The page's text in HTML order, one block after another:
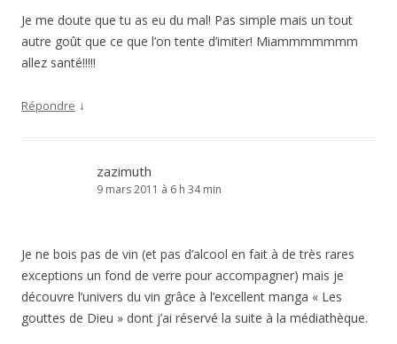
Je me doute que tu as eu du mal! Pas simple mais un tout
autre goût que ce que l’on tente d’imiter! Miammmmmmm
allez santé!!!!!
Répondre ↓
zazimuth
9 mars 2011 à 6 h 34 min
Je ne bois pas de vin (et pas d’alcool en fait à de très rares
exceptions un fond de verre pour accompagner) mais je
découvre l’univers du vin grâce à l’excellent manga « Les
gouttes de Dieu » dont j’ai réservé la suite à la médiathèque.